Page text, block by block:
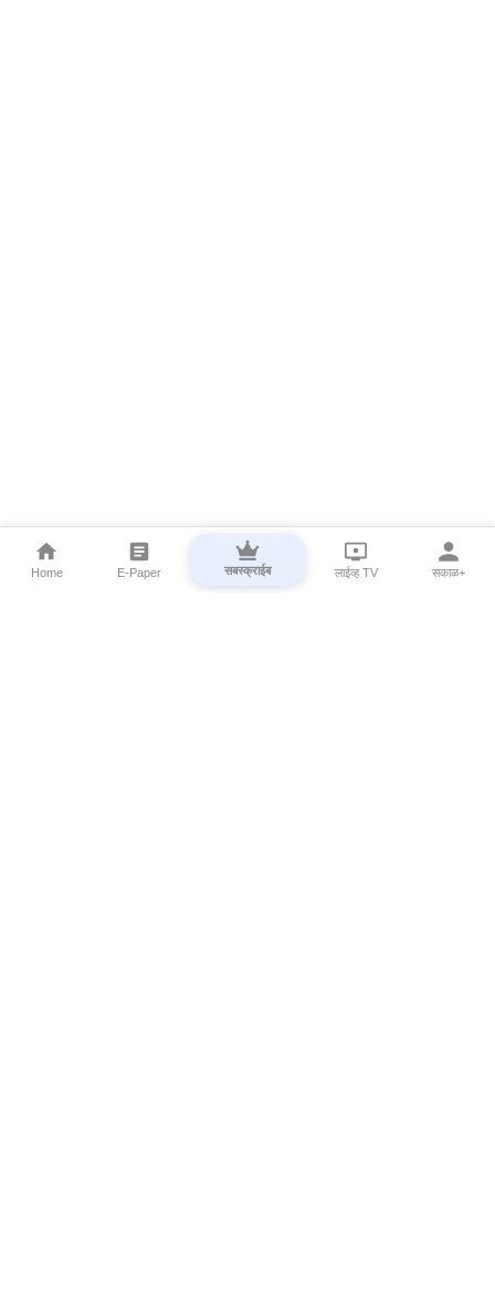
Home E-Paper सबस्क्राईब लाईव्ह TV सकाळ+